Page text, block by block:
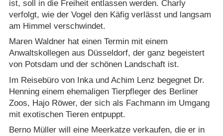
ist, soll in die Freiheit entlassen werden. Charly
verfolgt, wie der Vogel den Käfig verlässt und langsam
am Himmel verschwindet.
Maren Waldner hat einen Termin mit einem
Anwaltskollegen aus Düsseldorf, der ganz begeistert
von Potsdam und der schönen Landschaft ist.
Im Reisebüro von Inka und Achim Lenz begegnet Dr.
Henning einem ehemaligen Tierpfleger des Berliner
Zoos, Hajo Röwer, der sich als Fachmann im Umgang
mit exotischen Tieren entpuppt.
Berno Müller will eine Meerkatze verkaufen, die er in